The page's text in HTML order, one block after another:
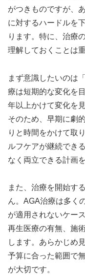
がつきものですが、
に対するハードルを
ります。特に、治療
理解しておくことは重
まず意識したいのは
療は短期的な変化を
年以上かけて変化を
そのため、早期に劇
りと時間をかけて取
ルフケアが継続でき
なく両立できる計画
また、治療を開始す
ん。AGA治療は多く
が適用されないケー
再生医療の有無、施
します。あらかじめ
予算に合った範囲で
が大切です。